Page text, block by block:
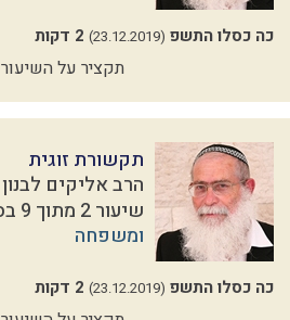
כה כסלו התשפ (23.12.2019) 2 דקות
תקציר על השיעור
תקשורת זוגית
הרב אליקים לבנון
שיעור 2 מתוך 9 בסדרת
ומשפחה
כה כסלו התשפ (23.12.2019) 2 דקות